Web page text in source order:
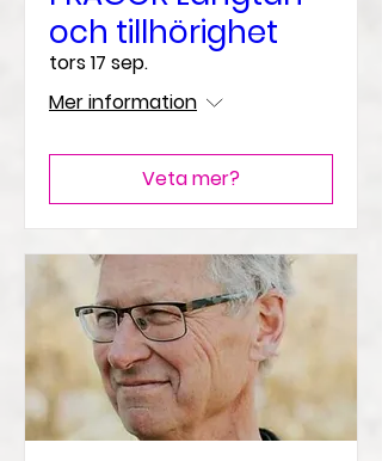
och tillhörighet
tors 17 sep.
Mer information
Veta mer?